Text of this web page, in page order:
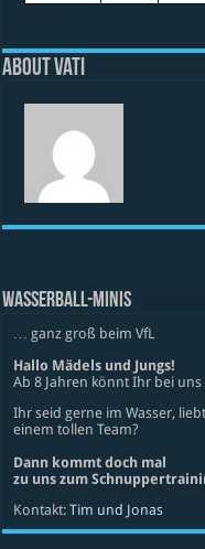
About vati
WASSERBALL-MINIS
… ganz groß beim VfL
Hallo Mädels und Jungs!
Ab 8 Jahren könnt Ihr bei
Ihr seid gerne im Wasser,
einem tollen Team?
Dann kommt doch mal
zu uns zum
Kontakt:Tim und Jonas